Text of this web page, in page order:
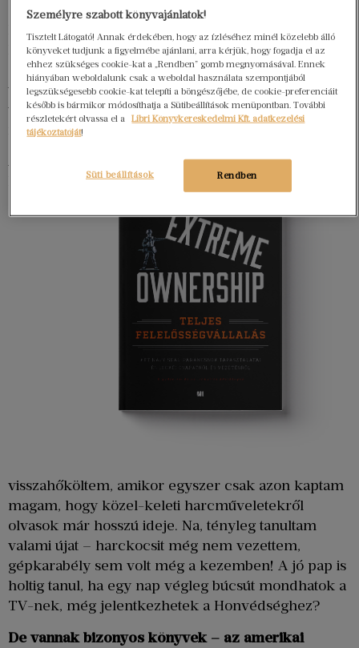
szerkesztőkkel, tulajdonosokkal kell tárgyalnom,
képviselnem a saját érdekeim, mindeközben pedig
harmonikusan együtt kell dolgoznom a mindenkori
stábbal, akik a kamera vagy a színfalak mögött
teszik a dolgukat. És bár már több mint 30 éve
vagyok a szakmában, még mindig kíváncsi vagyok,
mindig örömmel tanulok valami újat.
Aztán
visszahőköltem, amikor egyszer csak azon kaptam
magam, hogy közel-keleti harcműveletekről
olvasok már hosszú ideje. Na, tényleg tanultam
valami újat – harckocsit még nem vezettem,
gépkarabély sem volt még a kezemben! A jó pap is
holtig tanul, ha egy nap végleg búcsút mondhatok a
TV-nek, még jelentkezhetek a Honvédséghez?
De vannak bizonyos könyvek – az amerikai
Személyre szabott könyvajánlatok!
Tisztelt Látogató! Annak érdekében, hogy az ízléséhez minél közelebb álló
könyveket tudjunk a figyelmébe ajánlani, arra kérjük, hogy fogadja el az
ehhez szükséges cookie-kat a „Rendben” gomb megnyomásával. Ennek
hiányában weboldalunk csak a weboldal használata szempontjából
legszükségesebb cookie-kat telepíti a böngészőjébe, de cookie-preferenciáit
később is bármikor módosíthatja a Sütibeállítások menüpontban. További
részletekért olvassa el a
Libri Könyvkereskedelmi Kft. adatkezelési
tájékoztatóját!
Rendben
Süti beállítások